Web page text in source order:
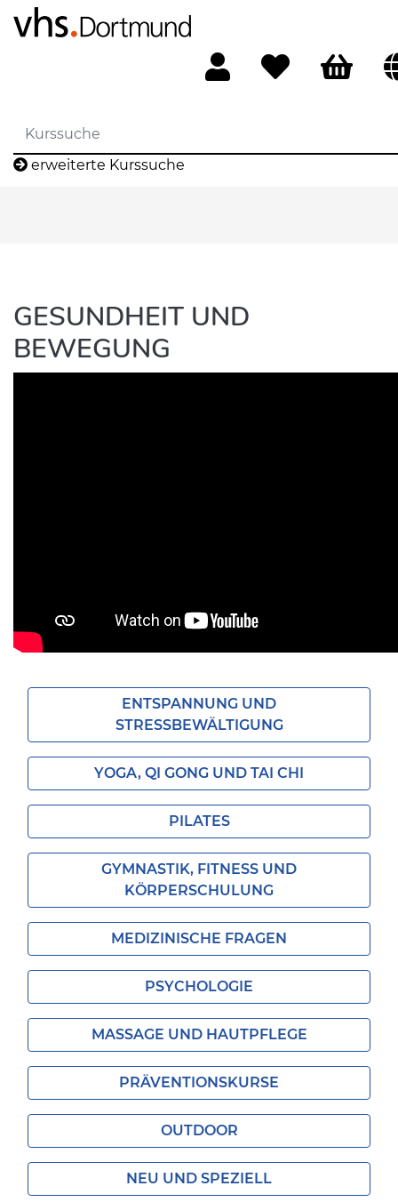
erweiterte Kurssuche
GESUNDHEIT UND
BEWEGUNG
ENTSPANNUNG UND
STRESSBEWÄLTIGUNG
YOGA, QI GONG UND TAI CHI
PILATES
GYMNASTIK, FITNESS UND
KÖRPERSCHULUNG
MEDIZINISCHE FRAGEN
PSYCHOLOGIE
MASSAGE UND HAUTPFLEGE
PRÄVENTIONSKURSE
OUTDOOR
NEU UND SPEZIELL